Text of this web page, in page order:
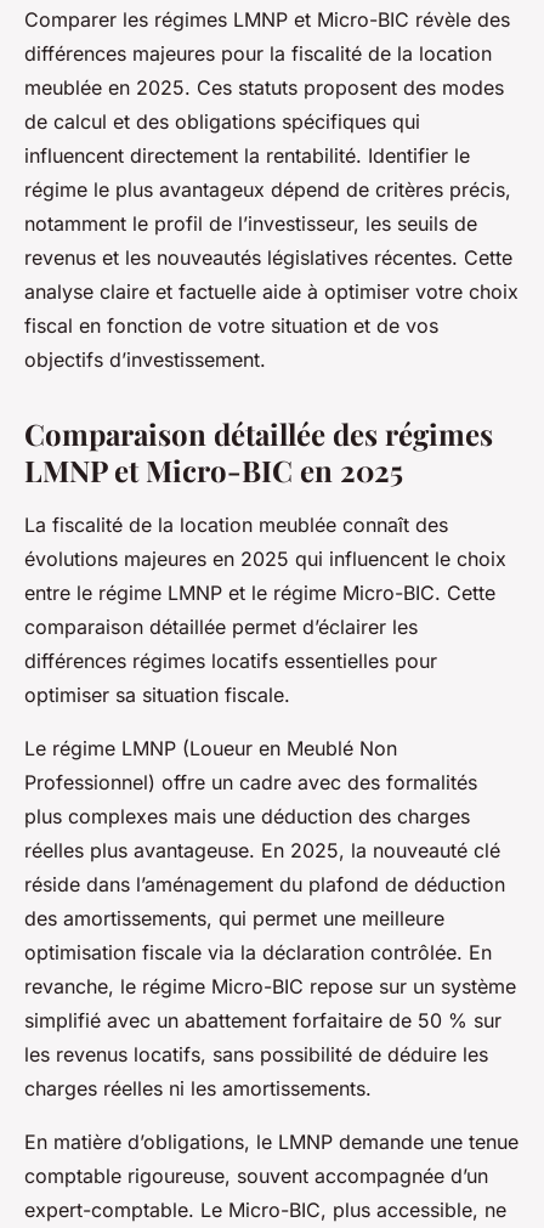
Comparatif des régimes lmnp
et micro-bic : le meilleur choix
pour 2025
Youssef•17 octobre 2025•11 min de lecture
Comparer les régimes LMNP et Micro-BIC révèle des
différences majeures pour la fiscalité de la location
meublée en 2025. Ces statuts proposent des modes
de calcul et des obligations spécifiques qui
influencent directement la rentabilité. Identifier le
régime le plus avantageux dépend de critères précis,
notamment le profil de l’investisseur, les seuils de
revenus et les nouveautés législatives récentes. Cette
analyse claire et factuelle aide à optimiser votre choix
fiscal en fonction de votre situation et de vos
objectifs d’investissement.
Comparaison détaillée des régimes
LMNP et Micro-BIC en 2025
La fiscalité de la location meublée connaît des
évolutions majeures en 2025 qui influencent le choix
entre le régime LMNP et le régime Micro-BIC. Cette
comparaison détaillée permet d’éclairer les
différences régimes locatifs essentielles pour
optimiser sa situation fiscale.
Le régime LMNP (Loueur en Meublé Non
Professionnel) offre un cadre avec des formalités
plus complexes mais une déduction des charges
réelles plus avantageuse. En 2025, la nouveauté clé
réside dans l’aménagement du plafond de déduction
des amortissements, qui permet une meilleure
optimisation fiscale via la déclaration contrôlée. En
revanche, le régime Micro-BIC repose sur un système
simplifié avec un abattement forfaitaire de 50 % sur
les revenus locatifs, sans possibilité de déduire les
charges réelles ni les amortissements.
En matière d’obligations, le LMNP demande une tenue
comptable rigoureuse, souvent accompagnée d’un
expert-comptable. Le Micro-BIC, plus accessible, ne